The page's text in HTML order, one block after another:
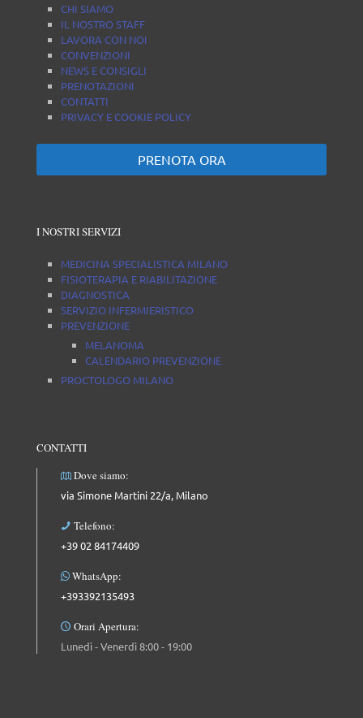
CHI SIAMO
IL NOSTRO STAFF
LAVORA CON NOI
CONVENZIONI
NEWS E CONSIGLI
PRENOTAZIONI
CONTATTI
PRIVACY E COOKIE POLICY
PRENOTA ORA
I NOSTRI SERVIZI
MEDICINA SPECIALISTICA MILANO
FISIOTERAPIA E RIABILITAZIONE
DIAGNOSTICA
SERVIZIO INFERMIERISTICO
PREVENZIONE
MELANOMA
CALENDARIO PREVENZIONE
PROCTOLOGO MILANO
CONTATTI
Dove siamo:
via Simone Martini 22/a, Milano
Telefono:
+39 02 84174409
WhatsApp:
+393392135493
Orari Apertura:
Lunedì - Venerdì 8:00 - 19:00